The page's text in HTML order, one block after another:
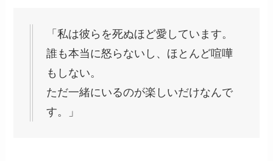
「私は彼らを死ぬほど愛しています。
誰も本当に怒らないし、ほとんど喧嘩
もしない。
ただ一緒にいるのが楽しいだけなんで
す。」